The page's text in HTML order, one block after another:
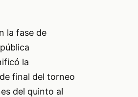
la fase de
la
final del torneo
del quinto al